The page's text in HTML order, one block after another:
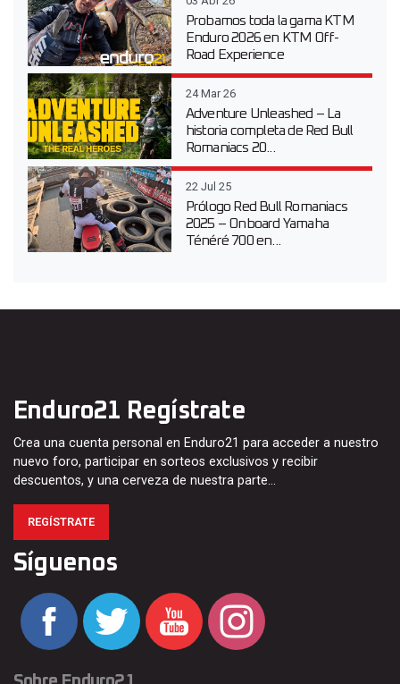
Probamos toda la gama KTM
Enduro 2026 en KTM Off-
Road Experience
24 Mar 26
Adventure Unleashed – La
historia completa de Red Bull
Romaniacs 20...
22 Jul 25
Prólogo Red Bull Romaniacs
2025 – Onboard Yamaha
Ténéré 700 en...
Enduro21 Regístrate
Crea una cuenta personal en Enduro21 para acceder a nuestro
nuevo foro, participar en sorteos exclusivos y recibir
descuentos, y una cerveza de nuestra parte…
REGÍSTRATE
Síguenos